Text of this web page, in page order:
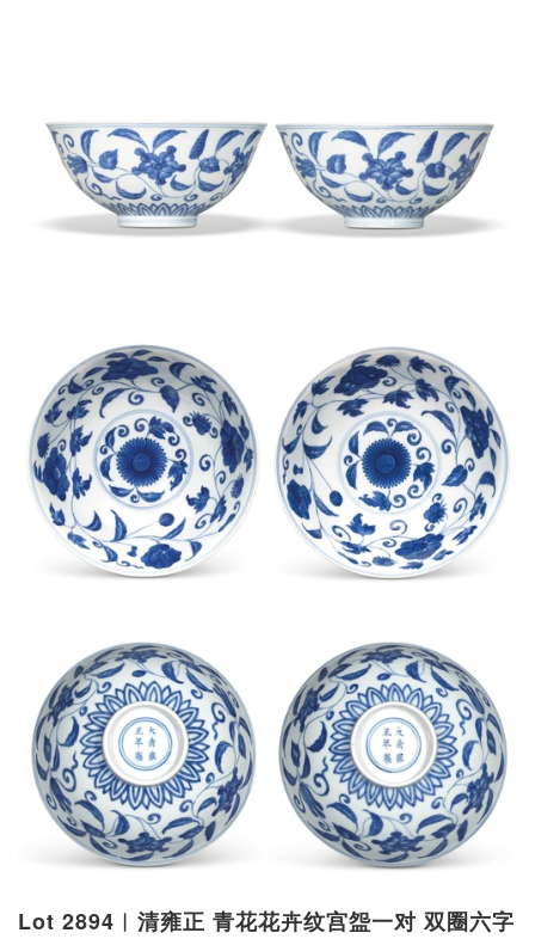
Lot 2894︱清雍正 青花花卉纹宫盌一对 双圈六字